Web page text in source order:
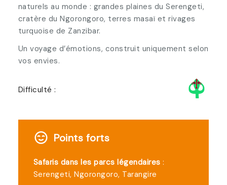
naturels au monde : grandes plaines du Serengeti,
cratère du Ngorongoro, terres masaï et rivages
turquoise de Zanzibar.
Un voyage d’émotions, construit uniquement selon
vos envies.
Difficulté :
Points forts
Safaris dans les parcs légendaires :
Serengeti, Ngorongoro, Tarangire